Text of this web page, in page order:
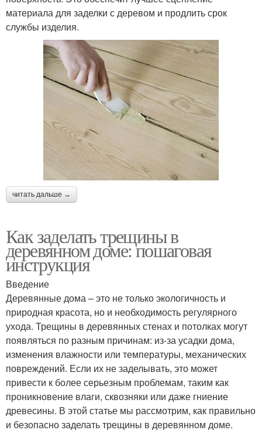
материала для заделки с деревом и продлить срок
службы изделия.
читать дальше →
Как заделать трещины в
деревянном доме: пошаговая
инструкция
Введение
Деревянные дома – это не только экологичность и
природная красота, но и необходимость регулярного
ухода. Трещины в деревянных стенах и потолках могут
появляться по разным причинам: из-за усадки дома,
изменения влажности или температуры, механических
повреждений. Если их не заделывать, это может
привести к более серьезным проблемам, таким как
проникновение влаги, сквозняки или даже гниение
древесины. В этой статье мы рассмотрим, как правильно
и безопасно заделать трещины в деревянном доме.